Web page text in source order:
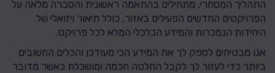
התהליך המסחרי, מתחילים בהתאמה ראשונית והסברה מלאה על
הפרויקטים החדשים הפעילים באזור, כולל תיאור ויזואלי של
היחידות הנמכרות והמידע הכלכלי המלא לכל פרויקט.
אנו מבטיחים לספק לך את המידע הכי מעודכן והכלים החשובים
ביותר כדי לעזור לך לקבל החלטה חכמה ומושכלת כאשר מדובר